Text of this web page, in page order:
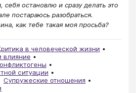
себя остановлю и сразу делать это
постараюсь разобраться.
как тебе такая моя просьба?
в человеческой жизни
ситуации
Супружеские отношения